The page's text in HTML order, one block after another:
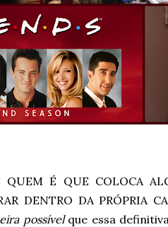
QUEM É QUE COLOCA
DENTRO DA PRÓPRIA
possívelque essa